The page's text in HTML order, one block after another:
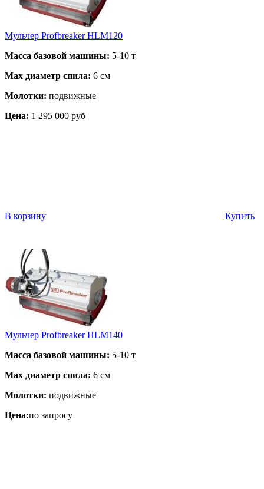
Мульчер Profbreaker HLM120
Масса базовой машины: 5-10 т
Max диаметр спила: 6 см
Молотки: подвижные
Цена: 1 295 000 руб
В корзину Купить
Мульчер Profbreaker HLM140
Масса базовой машины: 5-10 т
Max диаметр спила: 6 см
Молотки: подвижные
Цена:по запросу